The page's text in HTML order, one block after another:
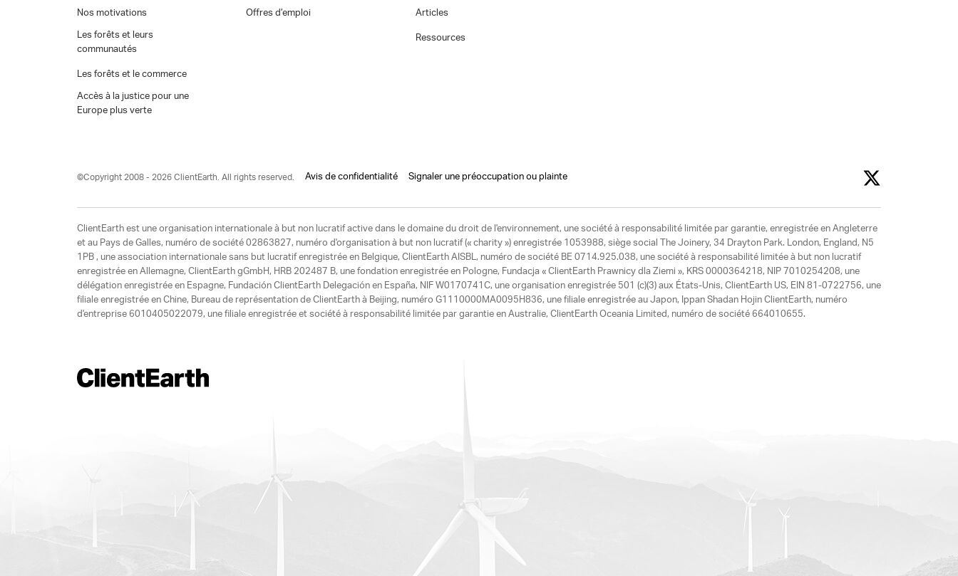
Nos motivations
Les forêts et leurs
communautés
Les forêts et le commerce
Accès à la justice pour une
Europe plus verte
Offres d’emploi Articles
Ressources
©Copyright 2008 - 2026 ClientEarth. All rights reserved. Avis de confidentialité Signaler une préoccupation ou plainte
ClientEarth est une organisation internationale à but non lucratif active dans le domaine du droit de l'environnement, une société à responsabilité limitée par garantie, enregistrée en Angleterre
et au Pays de Galles, numéro de société 02863827, numéro d'organisation à but non lucratif (« charity ») enregistrée 1053988, siège social The Joinery, 34 Drayton Park. London, England, N5
1PB , une association internationale sans but lucratif enregistrée en Belgique, ClientEarth AISBL, numéro de société BE 0714.925.038, une société à responsabilité limitée à but non lucratif
enregistrée en Allemagne, ClientEarth gGmbH, HRB 202487 B, une fondation enregistrée en Pologne, Fundacja « ClientEarth Prawnicy dla Ziemi », KRS 0000364218, NIP 7010254208, une
délégation enregistrée en Espagne, Fundación ClientEarth Delegación en España, NIF W0170741C, une organisation enregistrée 501 (c)(3) aux États-Unis, ClientEarth US, EIN 81-0722756, une
filiale enregistrée en Chine, Bureau de représentation de ClientEarth à Beijing, numéro G1110000MA0095H836, une filiale enregistrée au Japon, Ippan Shadan Hojin ClientEarth, numéro
d'entreprise 6010405022079, une filiale enregistrée et société à responsabilité limitée par garantie en Australie, ClientEarth Oceania Limited, numéro de société 664010655.